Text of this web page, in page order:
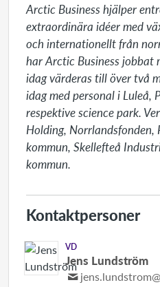
Arctic Business hjälper
extraordinära idéer med
och internationellt från
har Arctic Business jobbat
idag värderas till över två
idag med personal i Luleå,
respektive science park.
Holding, Norrlandsfonden,
kommun, Skellefteå
kommun.
Kontaktpersoner
VD
Jens Lundström